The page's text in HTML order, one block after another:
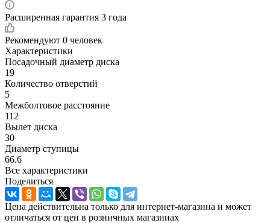
Расширенная гарантия 3 года
Рекомендуют 0 человек
Характеристики
Посадочный диаметр диска
19
Количество отверстий
5
Межболтовое расстояние
112
Вылет диска
30
Диаметр ступицы
66.6
Все характеристики
Поделиться
Цена действительна только для интернет-магазина и может
отличаться от цен в розничных магазинах